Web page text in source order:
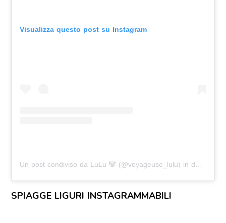
Visualizza questo post su Instagram
Un post condiviso da LuLu 🐼 (@voyageuse_lulu) in data:
SPIAGGE LIGURI INSTAGRAMMABILI